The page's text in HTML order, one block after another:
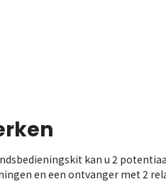
kan u 2
en een ontvanger met 2